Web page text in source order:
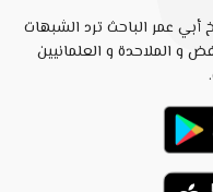
عمر الباحث ترد الشبهات
و الملاحدة و العلمانيين